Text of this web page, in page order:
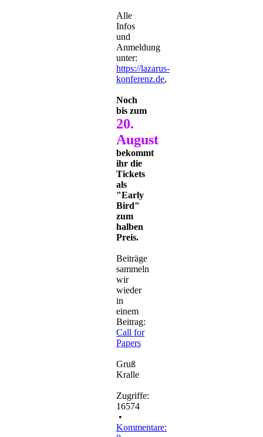
Alle
Infos
und
Anmeldung
unter:
https://lazarus-
konferenz.de,
Noch
bis zum
20.
August
bekommt
ihr die
Tickets
als
"Early
Bird"
zum
halben
Preis.
Beiträge
sammeln
wir
wieder
in
einem
Beitrag:
Call for
Papers
Gruß
Kralle
Zugriffe:
16574
•
Kommentare: